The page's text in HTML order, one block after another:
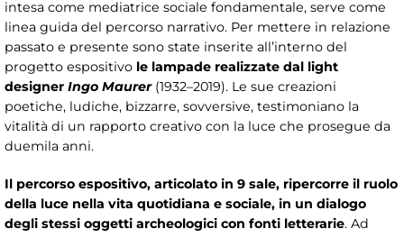
intesa come mediatrice sociale fondamentale, serve come
linea guida del percorso narrativo. Per mettere in relazione
passato e presente sono state inserite all’interno del
progetto espositivo le lampade realizzate dal light
designer Ingo Maurer (1932–2019). Le sue creazioni
poetiche, ludiche, bizzarre, sovversive, testimoniano la
vitalità di un rapporto creativo con la luce che prosegue da
duemila anni.
Il percorso espositivo, articolato in 9 sale, ripercorre il ruolo
della luce nella vita quotidiana e sociale, in un dialogo
degli stessi oggetti archeologici con fonti letterarie. Ad